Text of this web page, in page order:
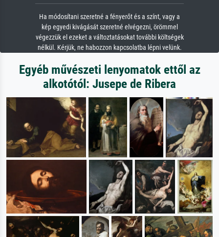
Ha módosítani szeretné a fényerőt és a színt, vagy a
kép egyedi kivágását szeretné elvégezni, örömmel
végezzük el ezeket a változtatásokat további költségek
nélkül. Kérjük, ne habozzon kapcsolatba lépni velünk.
Egyéb művészeti lenyomatok ettől az
alkotótól: Jusepe de Ribera